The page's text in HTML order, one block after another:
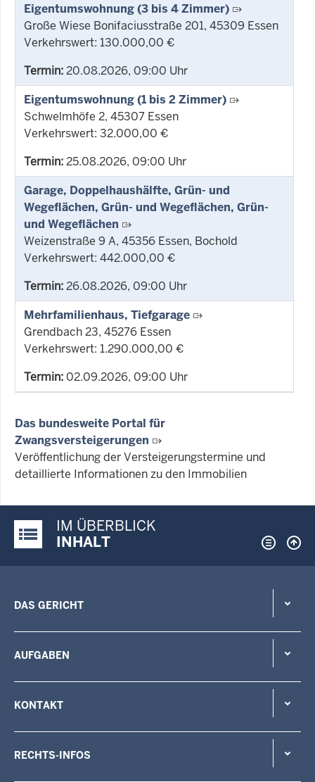
Eigentumswohnung (3 bis 4 Zimmer)
Große Wiese Bonifaciusstraße 201, 45309 Essen
Verkehrswert: 130.000,00 €
Termin:20.08.2026, 09:00 Uhr
Eigentumswohnung (1 bis 2 Zimmer)
Schwelmhöfe 2, 45307 Essen
Verkehrswert: 32.000,00 €
Termin:25.08.2026, 09:00 Uhr
Garage, Doppelhaushälfte, Grün- und
Wegeflächen, Grün- und Wegeflächen, Grün-
und Wegeflächen
Weizenstraße 9 A, 45356 Essen, Bochold
Verkehrswert: 442.000,00 €
Termin:26.08.2026, 09:00 Uhr
Mehrfamilienhaus, Tiefgarage
Grendbach 23, 45276 Essen
Verkehrswert: 1.290.000,00 €
Termin:02.09.2026, 09:00 Uhr
Das bundesweite Portal für
Zwangsversteigerungen
Veröffentlichung der Versteigerungstermine und
detaillierte Informationen zu den Immobilien
Justiz-Portal im Überblick:
IM ÜBERBLICK
INHALT
DAS GERICHT
AUFGABEN
KONTAKT
RECHTS-INFOS